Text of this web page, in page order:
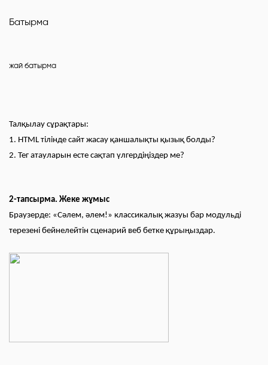
Батырма
Талқылау сұрақтары:
1. HTML тілінде сайт жасау қаншалықты қызық болды?
2. Тег атауларын есте сақтап үлгердіңіздер ме?
2-тапсырма. Жеке жұмыс
Браузерде: «Сәлем, әлем!» классикалық жазуы бар модульді
терезені бейнелейтін сценарий веб бетке құрыңыздар.